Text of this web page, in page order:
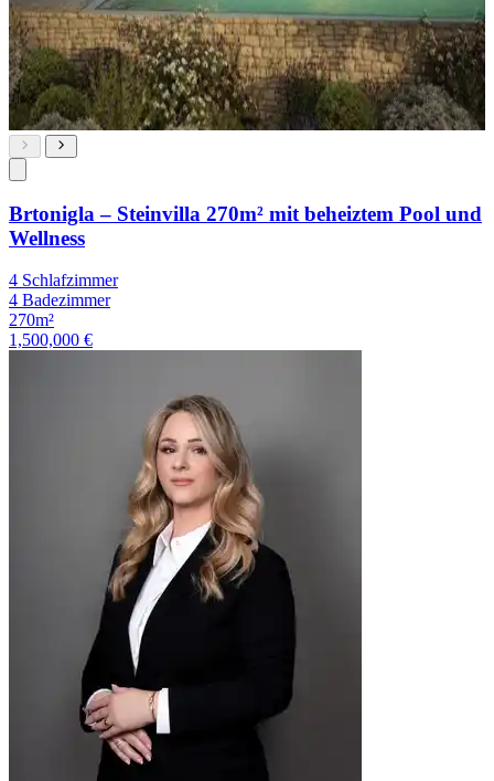
Brtonigla – Steinvilla 270m² mit beheiztem Pool und
Wellness
4 Schlafzimmer
4 Badezimmer
270m²
1,500,000 €